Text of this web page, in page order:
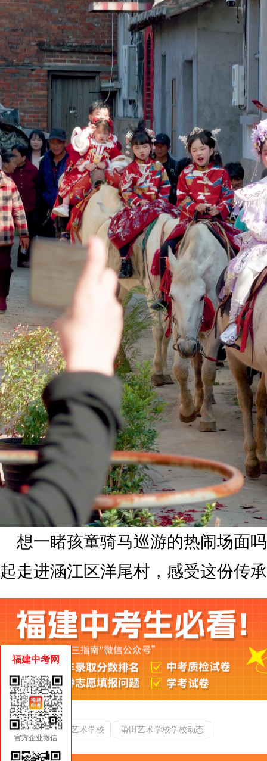
想一睹孩童骑马巡游的热闹场面
起走进涵江区洋尾村，感受这份传
热门搜索： 莆田艺术学校 莆田艺术学校学校动态
福建中考网
官方企业微信